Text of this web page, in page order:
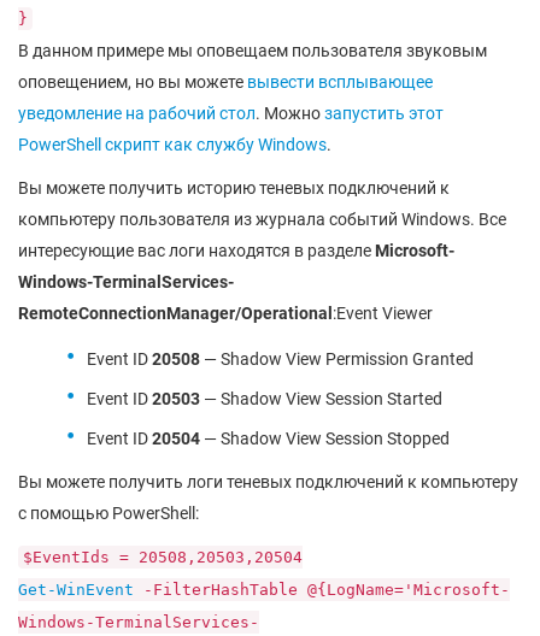
}
В данном примере мы оповещаем пользователя звуковым
оповещением, но вы можете вывести всплывающее
уведомление на рабочий стол. Можнозапустить этот
PowerShell скрипт как службу Windows.
Вы можете получить историю теневых подключений к
компьютеру пользователя из журнала событий Windows. Все
интересующие вас логи находятся в разделе Microsoft-
Windows-TerminalServices-
RemoteConnectionManager/Operational :Event Viewer
Event ID20508 — Shadow View Permission Granted
Event ID20503 — Shadow View Session Started
Event ID20504 — Shadow View Session Stopped
Вы можете получить логи теневых подключений к компьютеру
с помощью PowerShell:
$EventIds = 20508,20503,20504
Get-WinEvent -FilterHashTable @{LogName='Microsoft-
Windows-TerminalServices-